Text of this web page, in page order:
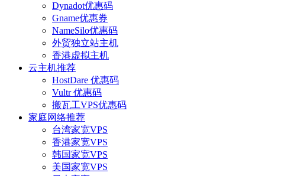
Dynadot优惠码
Gname优惠券
NameSilo优惠码
外贸独立站主机
香港虚拟主机
云主机推荐
HostDare 优惠码
Vultr 优惠码
搬瓦工VPS优惠码
家庭网络推荐
台湾家宽VPS
香港家宽VPS
韩国家宽VPS
美国家宽VPS